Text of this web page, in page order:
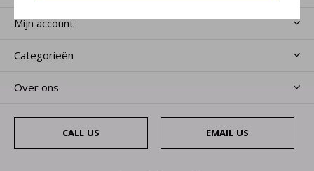
Mijn account
Categorieën
Over ons
CALL US EMAIL US